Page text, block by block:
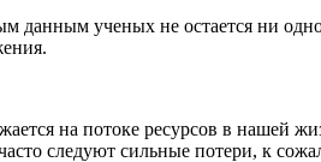
данным ученых не остается ни
на потоке ресурсов в нашей
следуют сильные потери, к